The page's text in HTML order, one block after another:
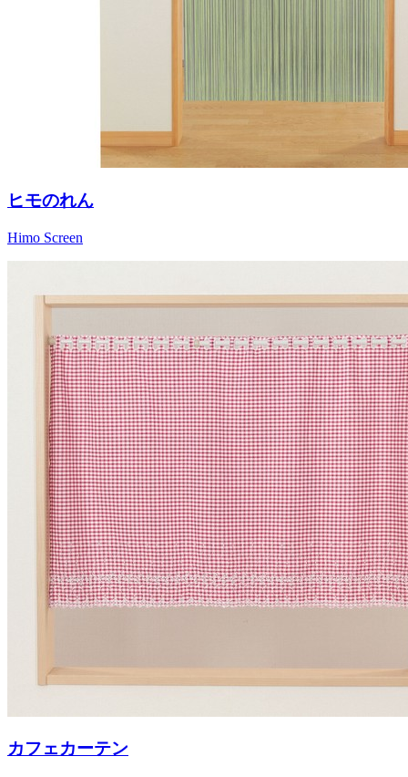
ヒモのれん
Himo Screen
カフェカーテン